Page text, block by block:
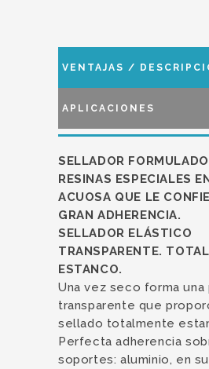
VENTAJAS /
APLICACIONES
SELLADOR
RESINAS ESPECIALES
ACUOSA QUE LE
GRAN ADHERENCIA.
SELLADOR ELÁSTICO
TRANSPARENTE.
ESTANCO.
Una vez seco forma una
transparente que
sellado totalmente
Perfecta adherencia
soportes: aluminio, en